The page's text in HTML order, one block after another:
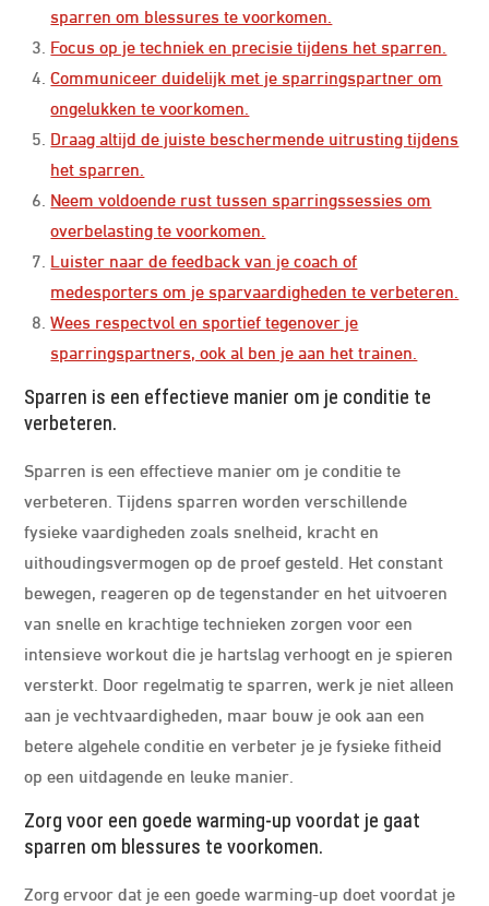
sparren om blessures te voorkomen.
Focus op je techniek en precisie tijdens het sparren.
Communiceer duidelijk met je sparringspartner om
ongelukken te voorkomen.
Draag altijd de juiste beschermende uitrusting tijdens
het sparren.
Neem voldoende rust tussen sparringssessies om
overbelasting te voorkomen.
Luister naar de feedback van je coach of
medesporters om je sparvaardigheden te verbeteren.
Wees respectvol en sportief tegenover je
sparringspartners, ook al ben je aan het trainen.
Sparren is een effectieve manier om je conditie te
verbeteren.
Sparren is een effectieve manier om je conditie te
verbeteren. Tijdens sparren worden verschillende
fysieke vaardigheden zoals snelheid, kracht en
uithoudingsvermogen op de proef gesteld. Het constant
bewegen, reageren op de tegenstander en het uitvoeren
van snelle en krachtige technieken zorgen voor een
intensieve workout die je hartslag verhoogt en je spieren
versterkt. Door regelmatig te sparren, werk je niet alleen
aan je vechtvaardigheden, maar bouw je ook aan een
betere algehele conditie en verbeter je je fysieke fitheid
op een uitdagende en leuke manier.
Zorg voor een goede warming-up voordat je gaat
sparren om blessures te voorkomen.
Zorg ervoor dat je een goede warming-up doet voordat je